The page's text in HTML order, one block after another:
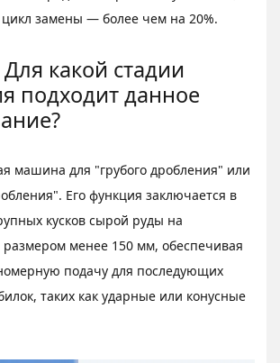
цикл замены — более чем на 20%.
какой стадии
подходит данное
машина для "грубого дробления" или
Его функция заключается в
кусков сырой руды на
менее 150 мм, обеспечивая
подачу для последующих
таких как ударные или конусные